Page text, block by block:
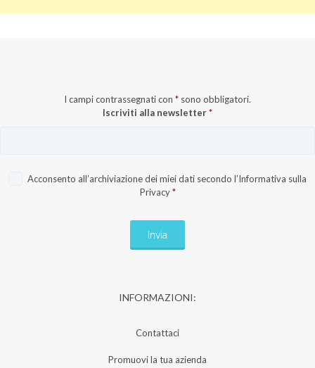
I campi contrassegnati con * sono obbligatori.
Iscriviti alla newsletter*
Acconsento all’archiviazione dei miei dati secondo l’Informativa sulla
Privacy *
INFORMAZIONI:
Contattaci
Promuovi la tua azienda